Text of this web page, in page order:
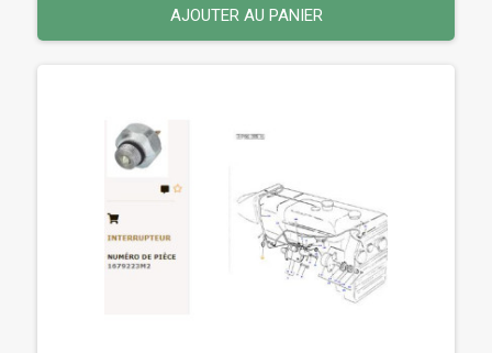
AJOUTER AU PANIER